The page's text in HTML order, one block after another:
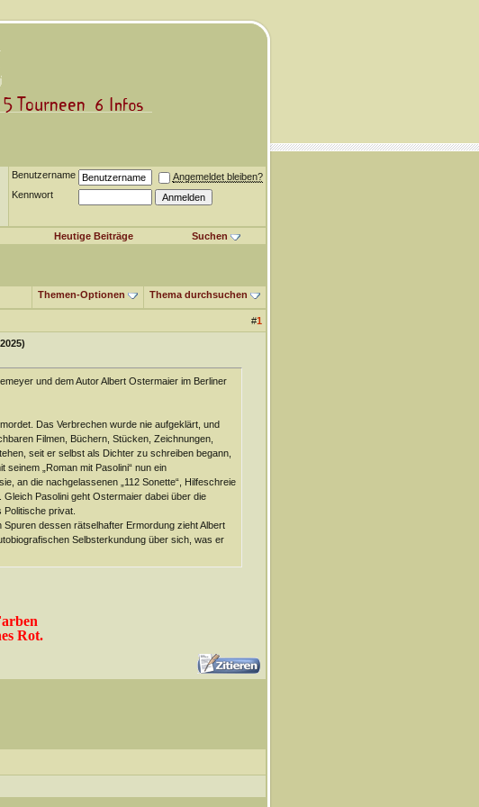
Benutzername
Angemeldet bleiben?
Kennwort
Heutige Beiträge Suchen
Themen-Optionen Thema durchsuchen
#1
und dem Autor Albert Ostermaier im Berliner
Das Verbrechen wurde nie aufgeklärt, und
Filmen, Büchern, Stücken, Zeichnungen,
seit er selbst als Dichter zu schreiben begann,
„Roman mit Pasolini“ nun ein
an die nachgelassenen „112 Sonette“, Hilfeschreie
Pasolini geht Ostermaier dabei über die
privat.
dessen rätselhafter Ermordung zieht Albert
Selbsterkundung über sich, was er
Rot.